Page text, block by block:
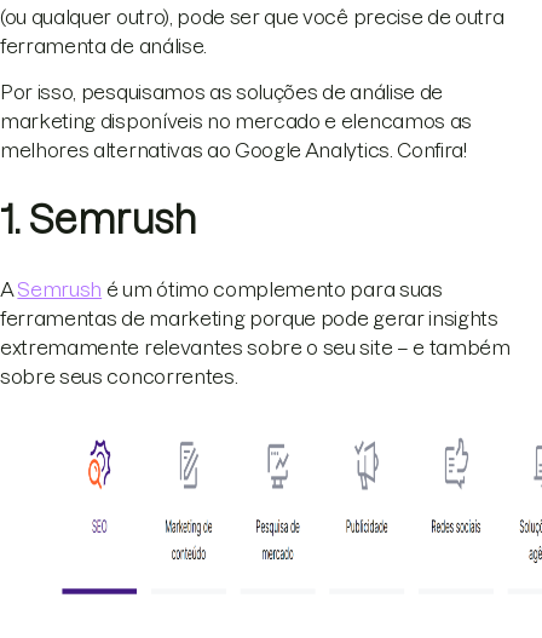
(ou qualquer outro), pode ser que você precise de outra
ferramenta de análise.
Por isso, pesquisamos as soluções de análise de
marketing disponíveis no mercado e elencamos as
melhores alternativas ao Google Analytics. Confira!
1. Semrush
A Semrush é um ótimo complemento para suas
ferramentas de marketing porque pode gerar insights
extremamente relevantes sobre o seu site – e também
sobre seus concorrentes.